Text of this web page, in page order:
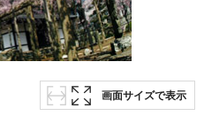
画面サイズで表示